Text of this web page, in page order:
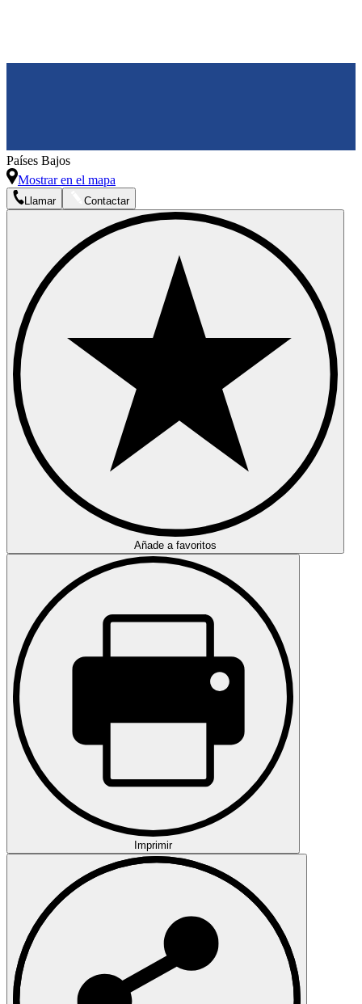
Países Bajos
Mostrar en el mapa
Llamar Contactar
Añade a favoritos
Imprimir